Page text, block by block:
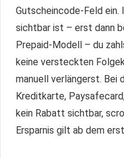
Gutscheincode-Feld ein.
sichtbar ist – erst dann
Prepaid-Modell – du
keine versteckten
manuell verlängerst. Bei
Kreditkarte,
kein Rabatt sichtbar,
Ersparnis gilt ab dem